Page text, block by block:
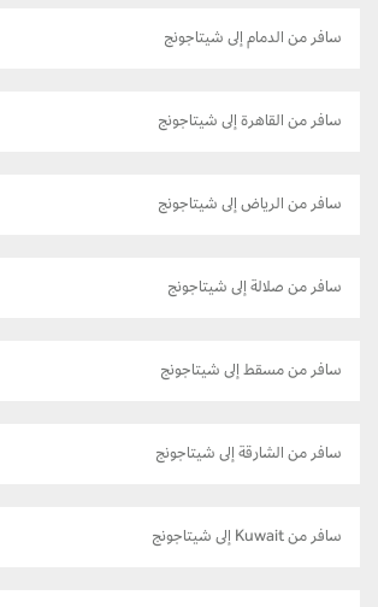
سافر من الدمام إلى شيتاجونج
سافر من القاهرة إلى شيتاجونج
سافر من الرياض إلى شيتاجونج
سافر من صلالة إلى شيتاجونج
سافر من مسقط إلى شيتاجونج
سافر من الشارقة إلى شيتاجونج
سافر من Kuwait إلى شيتاجونج